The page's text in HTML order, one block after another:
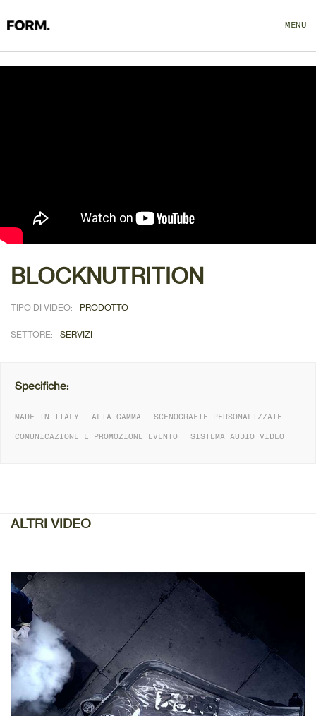
MENU
CLOSE
BLOCKNUTRITION
TIPO DI VIDEO: PRODOTTO
SETTORE: SERVIZI
Specifiche:
MADE IN ITALY ALTA GAMMA
SCENOGRAFIE PERSONALIZZATE
COMUNICAZIONE E PROMOZIONE EVENTO
SISTEMA AUDIO VIDEO
ALTRI VIDEO